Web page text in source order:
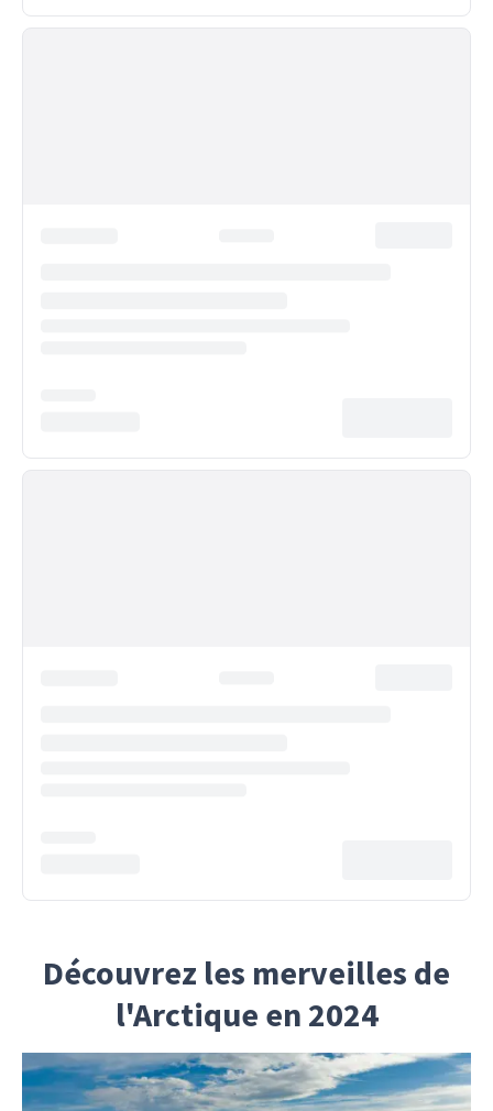
Découvrez les merveilles de
l'Arctique en 2024
Imprégnez-vous de la beauté captivante de